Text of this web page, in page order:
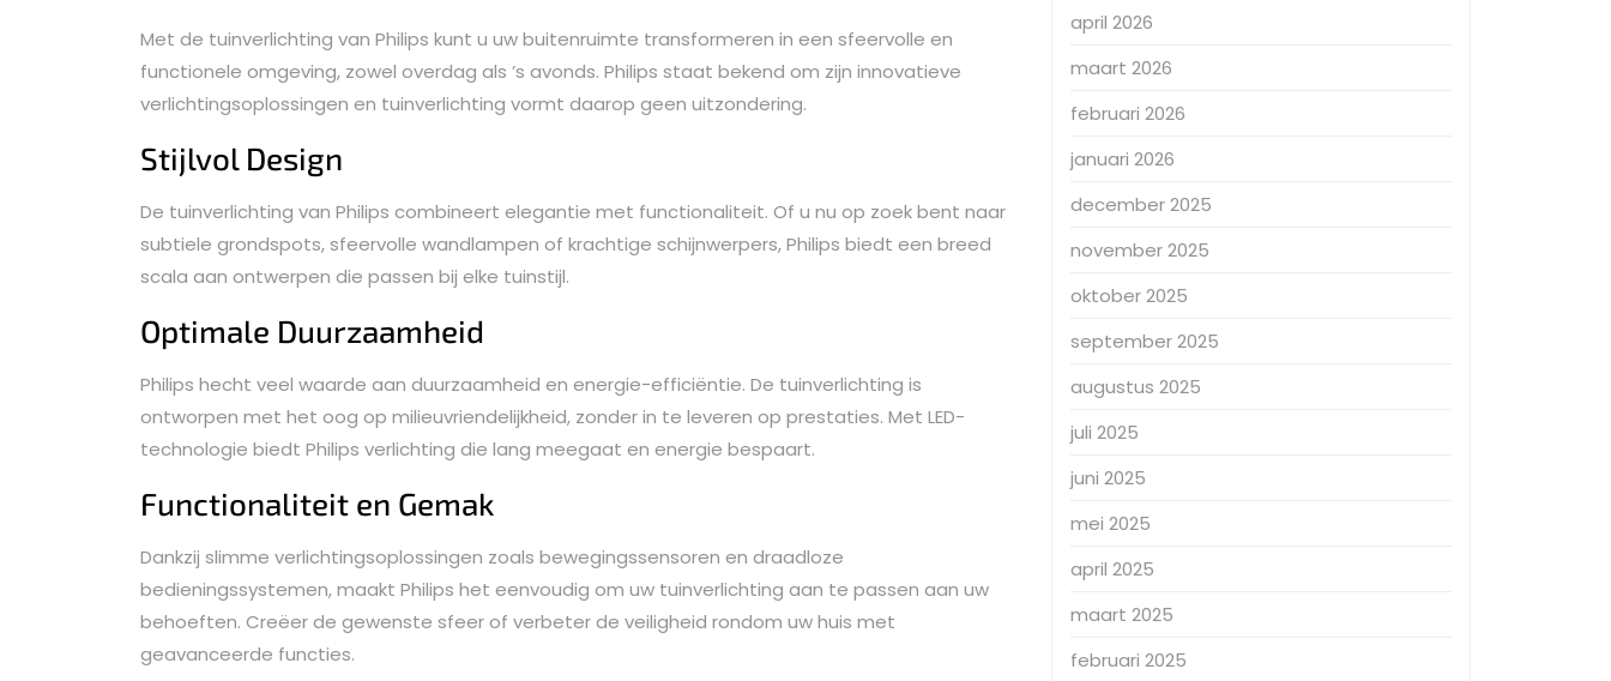
Met de tuinverlichting van Philips kunt u uw buitenruimte transformeren in een sfeervolle en
functionele omgeving, zowel overdag als ’s avonds. Philips staat bekend om zijn innovatieve
verlichtingsoplossingen en tuinverlichting vormt daarop geen uitzondering.
Stijlvol Design
De tuinverlichting van Philips combineert elegantie met functionaliteit. Of u nu op zoek bent naar
subtiele grondspots, sfeervolle wandlampen of krachtige schijnwerpers, Philips biedt een breed
scala aan ontwerpen die passen bij elke tuinstijl.
Optimale Duurzaamheid
Philips hecht veel waarde aan duurzaamheid en energie-efficiëntie. De tuinverlichting is
ontworpen met het oog op milieuvriendelijkheid, zonder in te leveren op prestaties. Met LED-
technologie biedt Philips verlichting die lang meegaat en energie bespaart.
Functionaliteit en Gemak
Dankzij slimme verlichtingsoplossingen zoals bewegingssensoren en draadloze
bedieningssystemen, maakt Philips het eenvoudig om uw tuinverlichting aan te passen aan uw
behoeften. Creëer de gewenste sfeer of verbeter de veiligheid rondom uw huis met
geavanceerde functies.
april 2026
maart 2026
februari 2026
januari 2026
december 2025
november 2025
oktober 2025
september 2025
augustus 2025
juli 2025
juni 2025
mei 2025
april 2025
maart 2025
februari 2025